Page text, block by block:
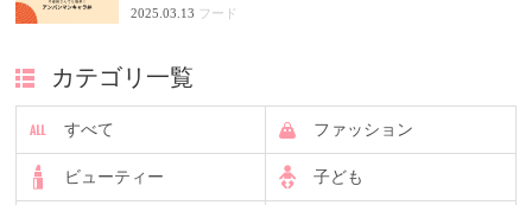
2025.03.13 フード
カテゴリ一覧
すべて ファッション
ビューティー 子ども